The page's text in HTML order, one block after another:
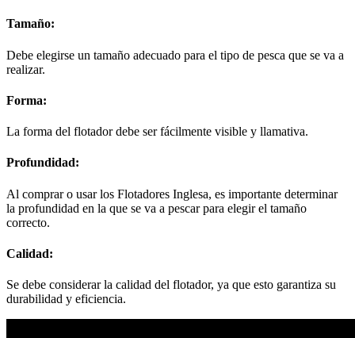
Tamaño:
Debe elegirse un tamaño adecuado para el tipo de pesca que se va a
realizar.
Forma:
La forma del flotador debe ser fácilmente visible y llamativa.
Profundidad:
Al comprar o usar los Flotadores Inglesa, es importante determinar
la profundidad en la que se va a pescar para elegir el tamaño
correcto.
Calidad:
Se debe considerar la calidad del flotador, ya que esto garantiza su
durabilidad y eficiencia.